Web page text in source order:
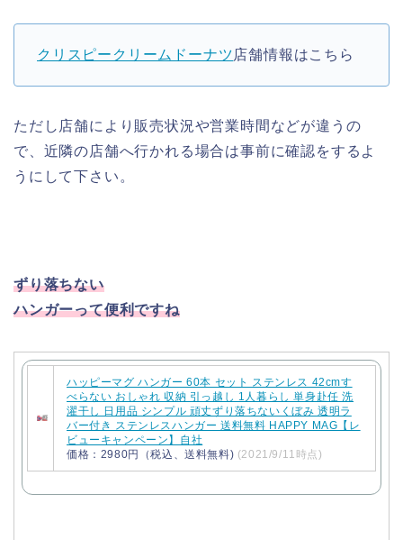
クリスピークリームドーナツ店舗情報はこちら
ただし店舗により販売状況や営業時間などが違うの
で、近隣の店舗へ行かれる場合は事前に確認をするよ
うにして下さい。
ずり落ちない
ハンガーって便利ですね
ハッピーマグ ハンガー 60本 セット ステンレス 42cmす
べらない おしゃれ 収納 引っ越し 1人暮らし 単身赴任 洗
濯干し 日用品 シンプル 頑丈ずり落ちないくぼみ 透明ラ
バー付き ステンレスハンガー 送料無料 HAPPY MAG【レ
ビューキャンペーン】自社
価格：2980円（税込、送料無料) (2021/9/11時点)